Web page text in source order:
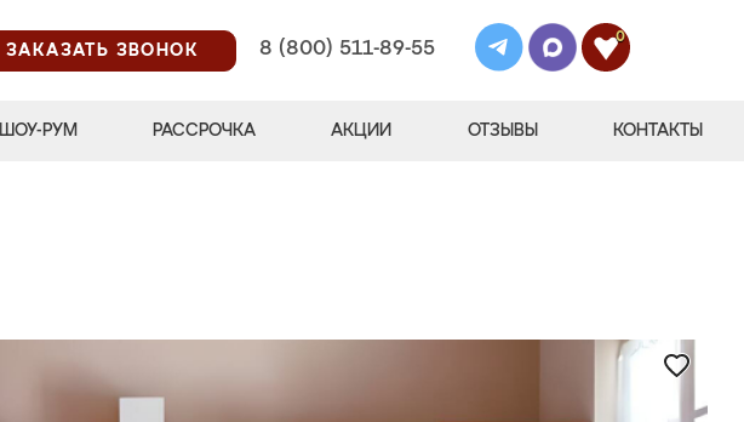
ЗАКАЗАТЬ ЗВОНОК
8 (800) 511-89-55
0
ШОУ-РУМ РАССРОЧКА АКЦИИ ОТЗЫВЫ КОНТАКТЫ